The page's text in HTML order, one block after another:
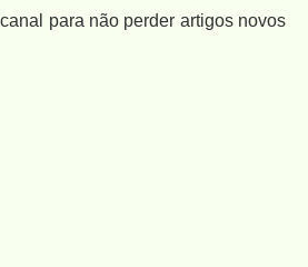
para não perder artigos novos